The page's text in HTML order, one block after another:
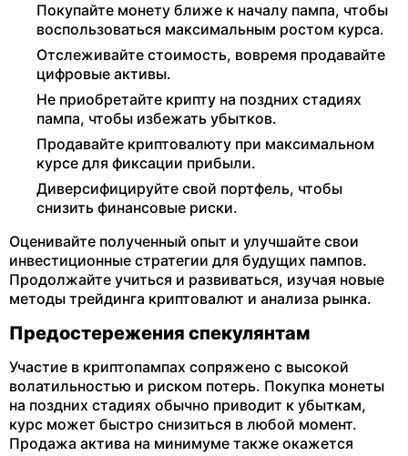
Покупайте монету ближе к началу пампа, чтобы
воспользоваться максимальным ростом курса.
Отслеживайте стоимость, вовремя продавайте
цифровые активы.
Не приобретайте крипту на поздних стадиях
пампа, чтобы избежать убытков.
Продавайте криптовалюту при максимальном
курсе для фиксации прибыли.
Диверсифицируйте свой портфель, чтобы
снизить финансовые риски.
Оценивайте полученный опыт и улучшайте свои
инвестиционные стратегии для будущих пампов.
Продолжайте учиться и развиваться, изучая новые
методы трейдинга криптовалют и анализа рынка.
Предостережения спекулянтам
Участие в криптопампах сопряжено с высокой
волатильностью и риском потерь. Покупка монеты
на поздних стадиях обычно приводит к убыткам,
курс может быстро снизиться в любой момент.
Продажа актива на минимуме также окажется